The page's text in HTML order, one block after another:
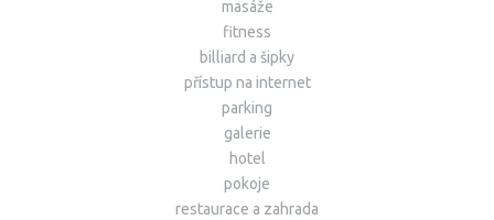
masáže
fitness
billiard a šipky
přístup na internet
parking
galerie
hotel
pokoje
restaurace a zahrada